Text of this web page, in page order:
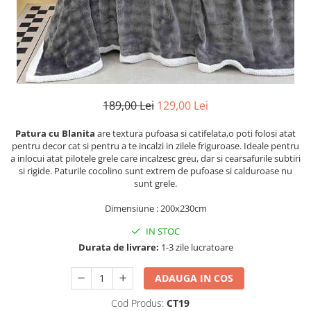
Cearceaf cu elastic
Cearceaf normal
Lenjerii De Pat Creponate
Lenjerii De Pat Bumbac Poplin 2
Persoane
Lenjerii De Pat Bumbac Poplin,
Matlasate, 2 Persoane
Lenjerii De Pat Bumbac Satinat 2
Persoane
Lenjerii De Pat Volanase
Lenjerii De Pat, Finet Premium 3D,
Lenjerii De Pat Catifea
Lenjerii De Pat Cocolino
Set Lenjerie De Pat Blana
Artificiala De Iepure, 6 Piese, 2
189,00 Lei 129,00 Lei
Patura cu Blanita are textura pufoasa si catifelata,o poti folosi atat
pentru decor cat si pentru a te incalzi in zilele friguroase. Ideale pentru
a inlocui atat pilotele grele care incalzesc greu, dar si cearsafurile subtiri
si rigide. Paturile cocolino sunt extrem de pufoase si calduroase nu
sunt grele.
Dimensiune : 200x230cm
IN STOC
Durata de livrare: 1-3 zile lucratoare
ADAUGA IN COS
Cod Produs: CT19